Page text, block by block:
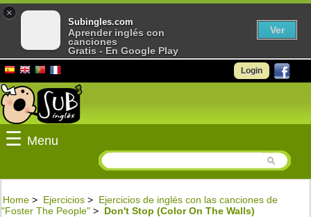
Login
☰ Menu
Home > Ejercicios > Ejercicios de inglés con las canciones de
"Foster The People" > Don't Stop (Color On The Walls)
×
Subingles.com
Aprender inglés con
canciones
Gratis - En Google Play
Ver